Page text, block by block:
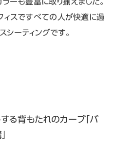
ーも豊富に取り揃えました。
ィスですべての人が快適に過
シーティングです。
る背もたれのカーブ「バ